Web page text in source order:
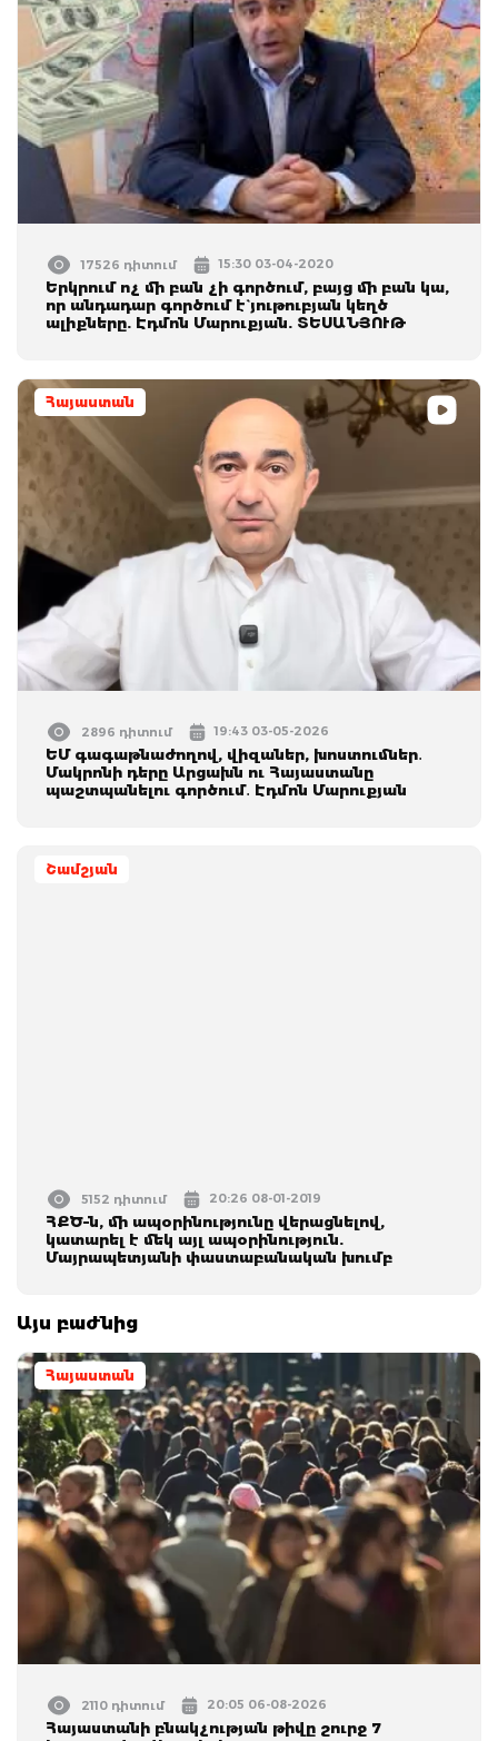
17526 դիտում 15:30 03-04-2020
Երկրում ոչ մի բան չի գործում, բայց մի բան կա,
որ անդադար գործում է` յութուբյան կեղծ
ալիքները. Էդմոն Մարուքյան. ՏԵՍԱՆՅՈՒԹ
Հայաստան
2896 դիտում 19:43 03-05-2026
ԵՄ գագաթնաժողով, վիզաներ, խոստումներ․
Մակրոնի դերը Արցախն ու Հայաստանը
պաշտպանելու գործում․ Էդմոն Մարուքյան
Շամշյան
5152 դիտում 20:26 08-01-2019
ՀՔԾ–ն, մի ապօրինությունը վերացնելով,
կատարել է մեկ այլ ապօրինություն.
Մայրապետյանի փաստաբանական խումբ
Այս բաժնից
Հայաստան
2110 դիտում 20:05 06-08-2026
Հայաստանի բնակչության թիվը շուրջ 7